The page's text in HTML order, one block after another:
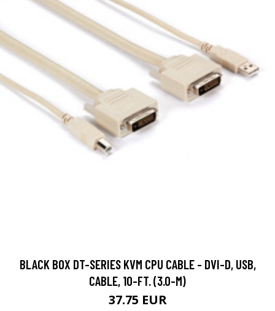
BLACK BOX DT-SERIES KVM CPU CABLE - DVI-D, USB,
CABLE, 10-FT. (3.0-M)
37.75 EUR